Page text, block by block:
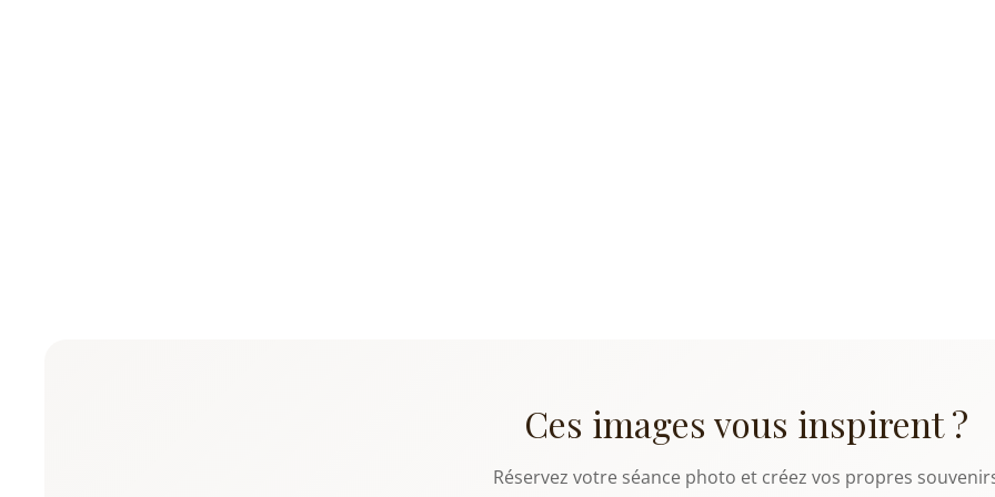
Ces images vous inspirent ?
Réservez votre séance photo et créez vos propres